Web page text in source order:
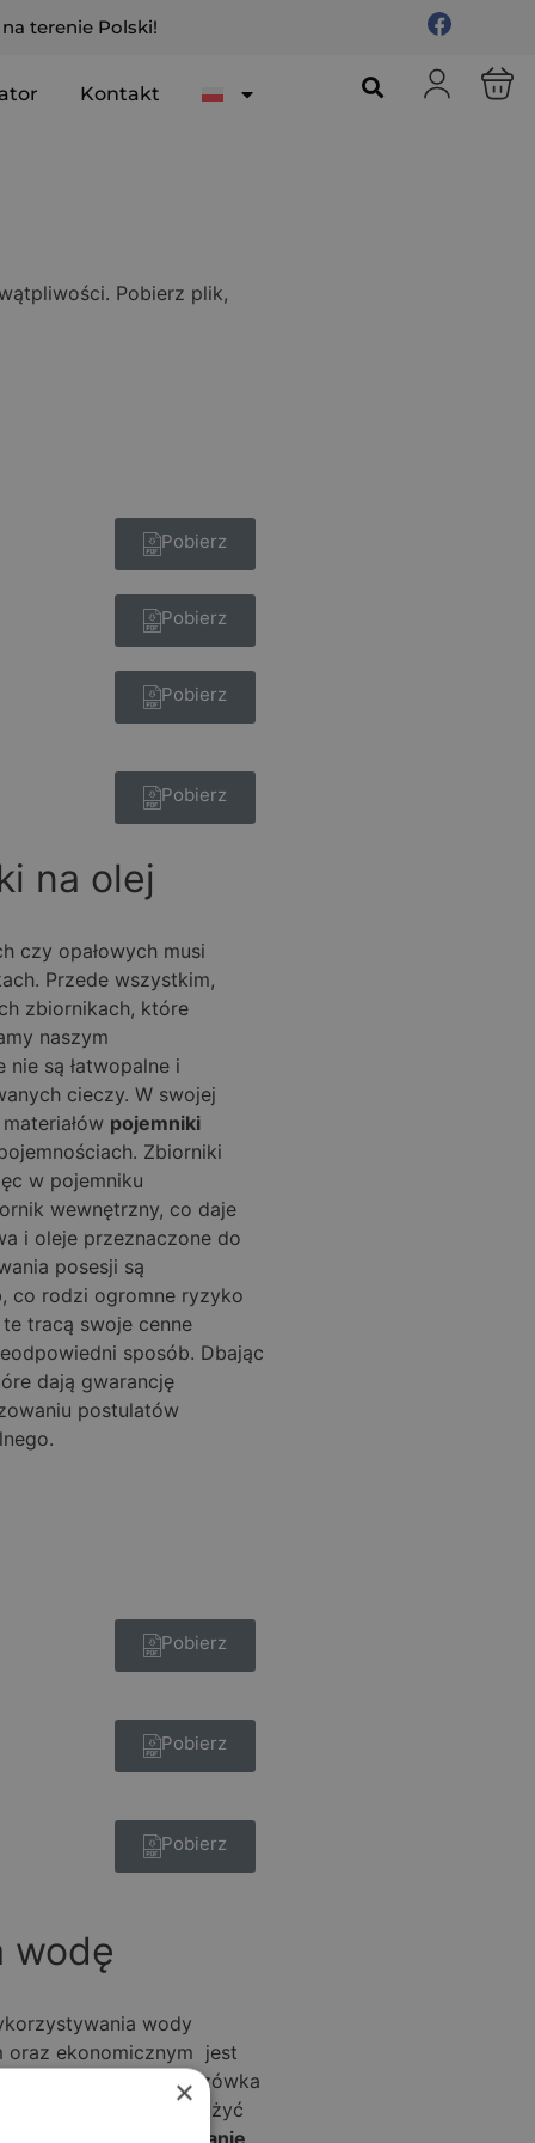
terenie Polski!
Kontakt
Pobierz plik,
Pobierz
Pobierz
Pobierz
Pobierz
na olej
czy opałowych musi
Przede wszystkim,
zbiornikach, które
naszym
nie są łatwopalne i
cieczy. W swojej
pojemniki
Zbiorniki
w pojemniku
wewnętrzny, co daje
i oleje przeznaczone do
posesji są
co rodzi ogromne ryzyko
tracą swoje cenne
sposób. Dbając
dają gwarancję
postulatów
Pobierz
Pobierz
Pobierz
wodę
wody
oraz ekonomicznym jest
deszczu. Deszczówka
z powodzeniem posłużyć
×